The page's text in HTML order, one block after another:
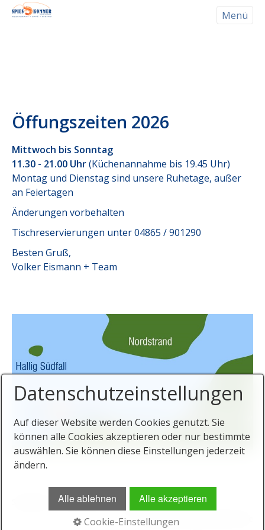
Menü
Speisekarte
Öffnungszeiten
Anreise | Kontakt
Galerie
Links
Öffungszeiten 2026
Mittwoch bis Sonntag
11.30 - 21.00 Uhr(Küchenannahme bis 19.45 Uhr)
Montag und Dienstag sind unsere Ruhetage, außer
an Feiertagen
Änderungen vorbehalten
Tischreservierungen unter 04865 / 901290
Besten Gruß,
Volker Eismann + Team
Datenschutz
Impressum
© 2026 www.spieskommer.de
Datenschutzeinstellungen
Auf dieser Website werden Cookies genutzt. Sie
können alle Cookies akzeptieren oder nur bestimmte
auswählen. Sie können diese Einstellungen jederzeit
ändern.
Alle ablehnen Alle akzeptieren
Cookie-Einstellungen